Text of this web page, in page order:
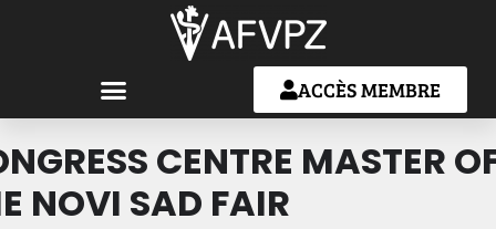
ACCÈS MEMBRE
à cet endroit
CENTRE MASTER
NOVI SAD FAIR